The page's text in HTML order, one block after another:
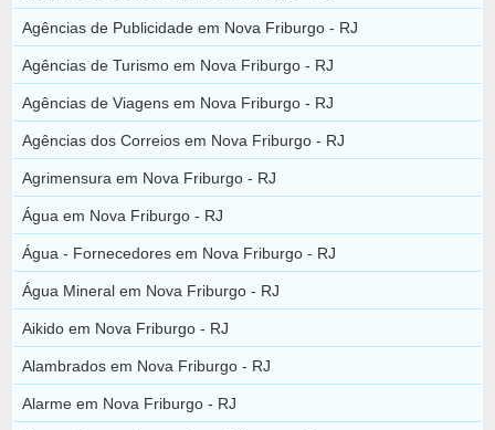
Agências de Publicidade em Nova Friburgo - RJ
Agências de Turismo em Nova Friburgo - RJ
Agências de Viagens em Nova Friburgo - RJ
Agências dos Correios em Nova Friburgo - RJ
Agrimensura em Nova Friburgo - RJ
Água em Nova Friburgo - RJ
Água - Fornecedores em Nova Friburgo - RJ
Água Mineral em Nova Friburgo - RJ
Aikido em Nova Friburgo - RJ
Alambrados em Nova Friburgo - RJ
Alarme em Nova Friburgo - RJ